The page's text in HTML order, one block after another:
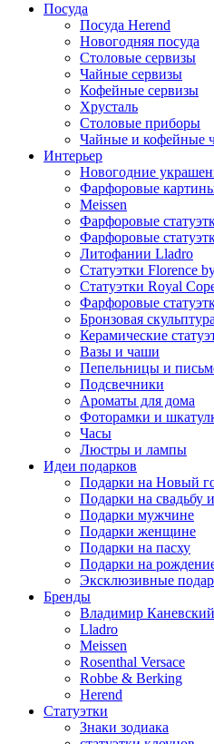
Посуда
Посуда Herend
Новогодняя посуда
Столовые сервизы
Чайные сервизы
Кофейные сервизы
Хрусталь
Столовые приборы
Чайные и кофейные
Интерьер
Новогодние
Фарфоровые
Meissen
Фарфоровые
Фарфоровые
Литофании Lladro
Статуэтки Florence
Статуэтки Royal
Фарфоровые
Бронзовая
Керамические
Вазы и чаши
Пепельницы и
Подсвечники
Ароматы для дома
Фоторамки и
Часы
Люстры и лампы
Идеи подарков
Подарки на Новый
Подарки на свадьбу
Подарки мужчине
Подарки женщине
Подарки на пасху
Подарки на
Эксклюзивные
Бренды
Владимир Каневский
Lladro
Meissen
Rosenthal Versace
Robbe & Berking
Herend
Статуэтки
Знаки зодиака